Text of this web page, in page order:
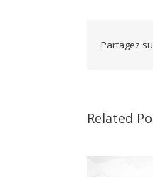
Partagez
Related